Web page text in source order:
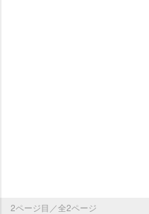
2ページ目／全2ページ